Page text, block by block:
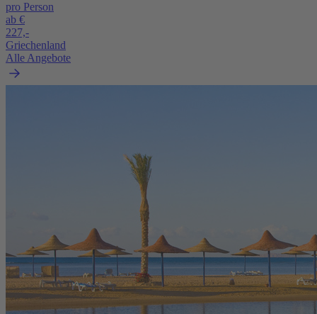
pro Person
ab €
227,-
Griechenland
Alle Angebote